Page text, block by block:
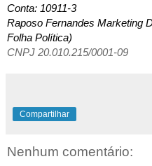
Conta: 10911-3
Raposo Fernandes Marketing
Folha Política)
CNPJ 20.010.215/0001-09
Compartilhar
Nenhum comentário: